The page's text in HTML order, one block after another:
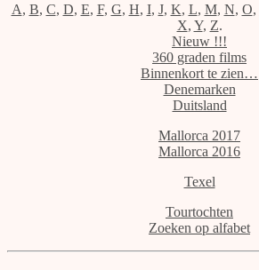
A, B, C, D, E, F, G, H, I, J, K, L, M, N, O,
X, Y, Z.
Nieuw !!!
360 graden films
Binnenkort te zien…
Denemarken
Duitsland
Mallorca 2017
Mallorca 2016
Texel
Tourtochten
Zoeken op alfabet